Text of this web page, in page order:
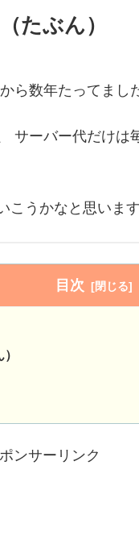
たぶん）
ら数年たってまし
サーバー代だけは
こうかなと思いま
目次
ンサーリンク